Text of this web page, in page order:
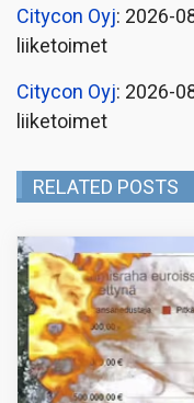
Citycon Oyj: 2026-
liiketoimet
Citycon Oyj: 2026-
liiketoimet
RELATED POSTS